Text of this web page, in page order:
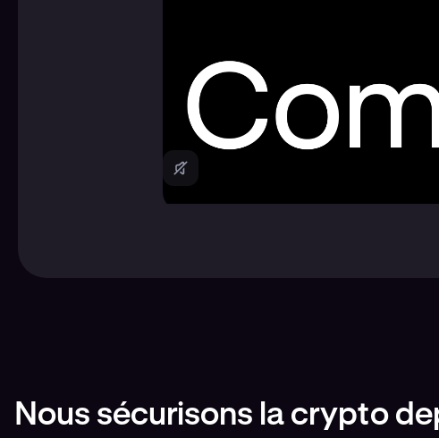
Nous sécurisons la crypto